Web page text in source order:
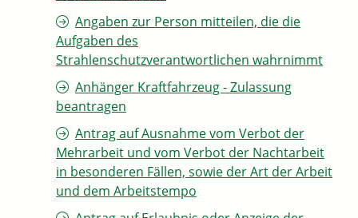
Angaben zur Person mitteilen, die die
Aufgaben des
Strahlenschutzverantwortlichen wahrnimmt
Anhänger Kraftfahrzeug - Zulassung
beantragen
Antrag auf Ausnahme vom Verbot der
Mehrarbeit und vom Verbot der Nachtarbeit
in besonderen Fällen, sowie der Art der Arbeit
und dem Arbeitstempo